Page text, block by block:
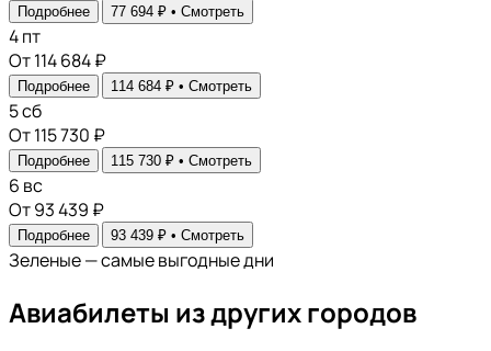
Подробнее 77 694 ₽ • Смотреть
4пт
От 114 684 ₽
Подробнее 114 684 ₽ • Смотреть
5сб
От 115 730 ₽
Подробнее 115 730 ₽ • Смотреть
6 вс
От 93 439 ₽
Подробнее 93 439 ₽ • Смотреть
Зеленые — самые выгодные дни
Авиабилеты из других городов